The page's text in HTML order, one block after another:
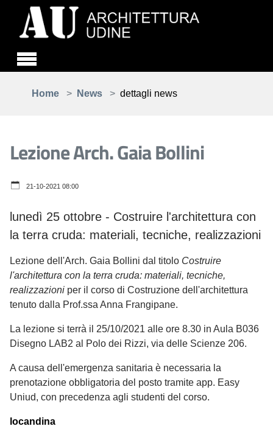
Home
News dettagli news
Lezione Arch. Gaia Bollini
21-10-2021 08:00
lunedì 25 ottobre - Costruire l'architettura con
la terra cruda: materiali, tecniche, realizzazioni
Lezione dell'Arch. Gaia Bollini dal titolo Costruire
l'architettura con la terra cruda: materiali, tecniche,
realizzazioni per il corso di Costruzione dell'architettura
tenuto dalla Prof.ssa Anna Frangipane.
La lezione si terrà il 25/10/2021 alle ore 8.30 in Aula B036
Disegno LAB2 al Polo dei Rizzi, via delle Scienze 206.
A causa dell'emergenza sanitaria è necessaria la
prenotazione obbligatoria del posto tramite app. Easy
Uniud, con precedenza agli studenti del corso.
locandina